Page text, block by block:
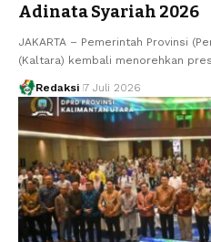
Adinata Syariah 2026
JAKARTA – Pemerintah Provinsi
(Kaltara) kembali menorehkan
Redaksi 7 Juli 2026